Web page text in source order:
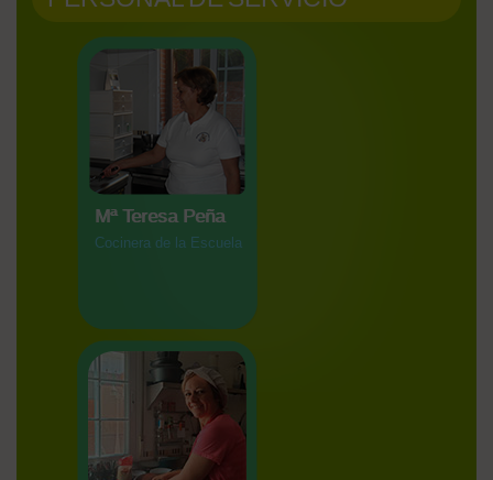
Mª Teresa Peña
Cocinera de la Escuela